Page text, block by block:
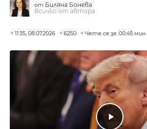
от Биляна Бонева
Всичко от автора
11:35, 08.07.2026 6250 Чете се за: 00:45 мин.